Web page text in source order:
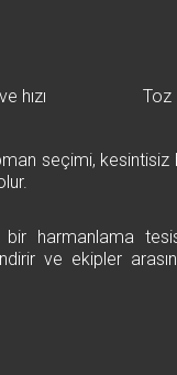
hızı Toz
seçimi,
harmanlama
ve ekipler